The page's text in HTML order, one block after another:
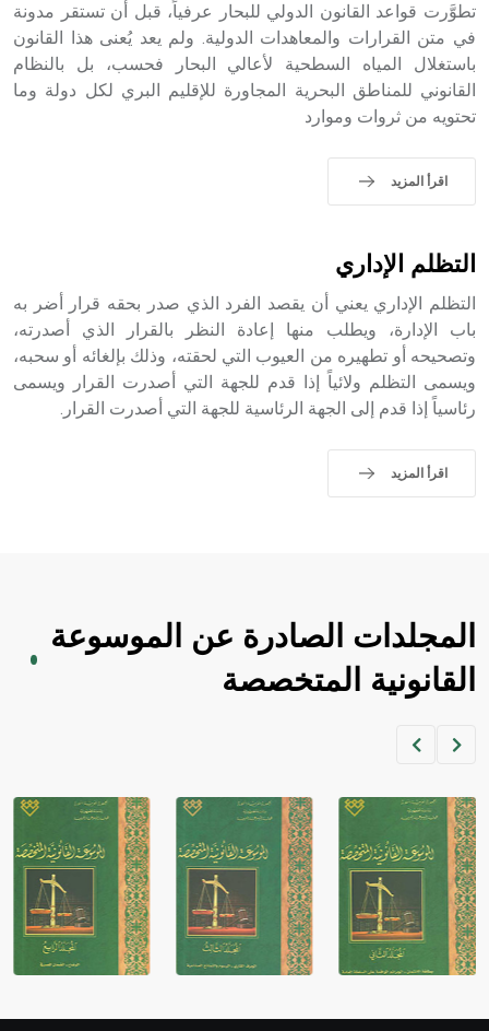
- هل تعلم أن أبجر Abgar اسم معروف جيداً يعود إلى عدد من
الملوك الذين حكموا مدينة إديسا (الرها) من أبجر الأول وحتى
التاسع، وهم ينتسبون إلى أسرة أوسروين
sign تكتب منفصلة غير متصلة، وتعتمد المبدأ الأكوروفوني،
حيث تقتصر القيمة الصوتية للعلامة الك
تطوَّرت قواعد القانون الدولي للبحار عرفياً، قبل أن تستقر مدونة
في متن القرارات والمعاهدات الدولية. ولم يعد يُعنى هذا القانون
باستغلال المياه السطحية لأعالي البحار فحسب، بل بالنظام
القانوني للمناطق البحرية المجاورة للإقليم البري لكل دولة وما
تحتويه من ثروات وموارد
اقرأ المزيد
التظلم الإداري
التظلم الإداري يعني أن يقصد الفرد الذي صدر بحقه قرار أضر به
باب الإدارة، ويطلب منها إعادة النظر بالقرار الذي أصدرته،
وتصحيحه أو تطهيره من العيوب التي لحقته، وذلك بإلغائه أو سحبه،
ويسمى التظلم ولائياً إذا قدم للجهة التي أصدرت القرار ويسمى
رئاسياً إذا قدم إلى الجهة الرئاسية للجهة التي أصدرت القرار.
اقرأ المزيد
المجلدات الصادرة عن الموسوعة
القانونية المتخصصة